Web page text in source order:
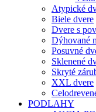
Atypické
Biele dvere
Dvere s
Dýhované
Posuvné
Sklenené
Skryté
XXL dvere
PODLAHY